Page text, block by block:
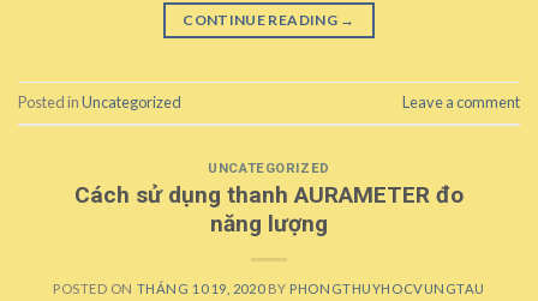
CONTINUE READING →
Posted inUncategorized Leave a comment
UNCATEGORIZED
Cách sử dụng thanh AURAMETER đo
năng lượng
POSTED ON THÁNG 10 19, 2020BY PHONGTHUYHOCVUNGTAU